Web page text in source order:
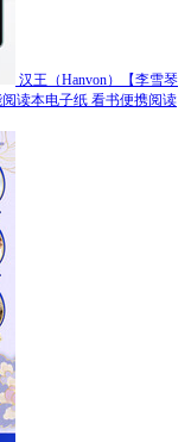
汉王（Hanvon）【李雪琴
读本电子纸 看书便携阅读